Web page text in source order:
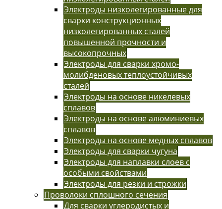
Электроды низколегированные для
сварки конструкционных
низколегированных сталей
повышенной прочности и
высокопрочных
Электроды для сварки хромо-
молибденовых теплоустойчивых
сталей
Электроды на основе никелевых
сплавов
Электроды на основе алюминиевых
сплавов
Электроды на основе медных сплавов
Электроды для сварки чугуна
Электроды для наплавки слоев с
особыми свойствами
Электроды для резки и строжки
Проволоки сплошного сечения
Для сварки углеродистых и